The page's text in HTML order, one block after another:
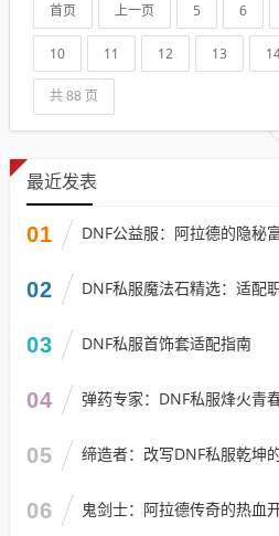
首页 上一页 5 6
10 11 12 13
共 88 页
最近发表
01 DNF公益服：阿拉德的隐秘
02 DNF私服魔法石精选：适配
03 DNF私服首饰套适配指南
04 弹药专家：DNF私服烽火青
05 缔造者：改写DNF私服乾坤
06 鬼剑士：阿拉德传奇的热血